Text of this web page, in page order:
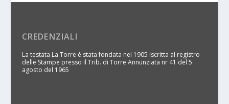
CREDENZIALI
La testata La Torre è stata fondata nel 1905 Iscritta al registro
delle Stampe presso il Trib. di Torre Annunziata nr 41 del 5
agosto del 1965